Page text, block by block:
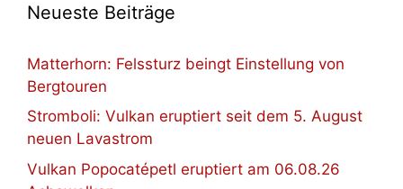
Neueste Beiträge
Matterhorn: Felssturz beingt Einstellung von
Bergtouren
Stromboli: Vulkan eruptiert seit dem 5. August
neuen Lavastrom
Vulkan Popocatépetl eruptiert am 06.08.26